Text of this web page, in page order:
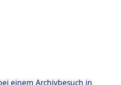
einem Archivbesuch in